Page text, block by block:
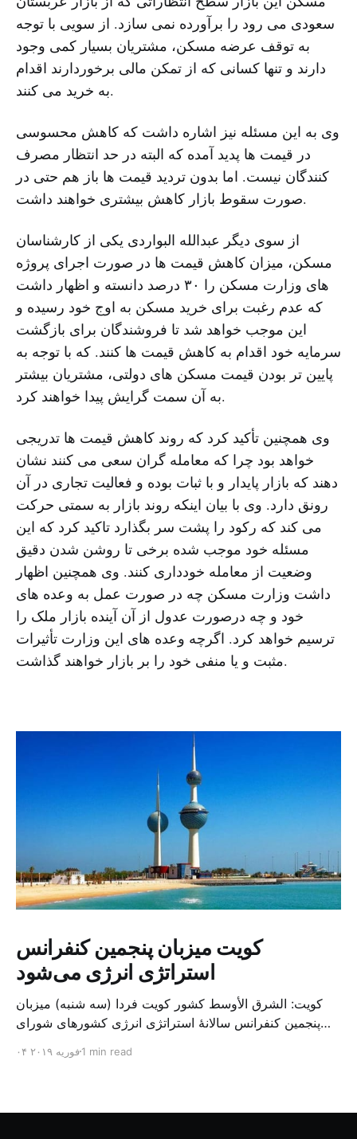
سعودی می رود را برآورده نمی سازد. از سویی با توجه
به توقف عرضه مسکن، مشتریان بسیار کمی وجود
دارند و تنها کسانی که از تمکن مالی برخوردارند اقدام
به خرید می کنند.
وی به این مسئله نیز اشاره داشت که کاهش محسوسی
در قیمت ها پدید آمده که البته در حد انتظار مصرف
کنندگان نیست. اما بدون تردید قیمت ها باز هم حتی در
صورت سقوط بازار کاهش بیشتری خواهند داشت.
از سوی دیگر عبدالله البواردی یکی از کارشناسان
مسکن، میزان کاهش قیمت ها در صورت اجرای پروژه
های وزارت مسکن را ۳۰ درصد دانسته و اظهار داشت
که عدم رغبت برای خرید مسکن به اوج خود رسیده و
این موجب خواهد شد تا فروشندگان برای بازگشت
سرمایه خود اقدام به کاهش قیمت ها کنند. که با توجه به
پایین تر بودن قیمت مسکن های دولتی، مشتریان بیشتر
به آن سمت گرایش پیدا خواهند کرد.
وی همچنین تأکید کرد که روند کاهش قیمت ها تدریجی
خواهد بود چرا که معامله گران سعی می کنند نشان
دهند که بازار پایدار و با ثبات بوده و فعالیت تجاری در آن
رونق دارد. وی با بیان اینکه روند بازار به سمتی حرکت
می کند که رکود را پشت سر بگذارد تاکید کرد که این
مسئله خود موجب شده برخی تا روشن شدن دقیق
وضعیت از معامله خودداری کنند. وی همچنین اظهار
داشت وزارت مسکن چه در صورت عمل به وعده های
خود و چه درصورت عدول از آن آینده بازار ملک را
ترسیم خواهد کرد. اگرچه وعده های این وزارت تأثیرات
مثبت و یا منفی خود را بر بازار خواهند گذاشت.
کویت میزبان پنجمین کنفرانس
استراتژی انرژی می‌شود
کویت: الشرق الأوسط کشور کویت فردا (سه شنبه) میزبان
پنجمین کنفرانس سالانهٔ استراتژی انرژی کشورهای شورای
متخصص از شرکت‌های جهانی نفت و گاز در این کنفرانس
۰۴ فوریه ۲۰۱۹1 min read